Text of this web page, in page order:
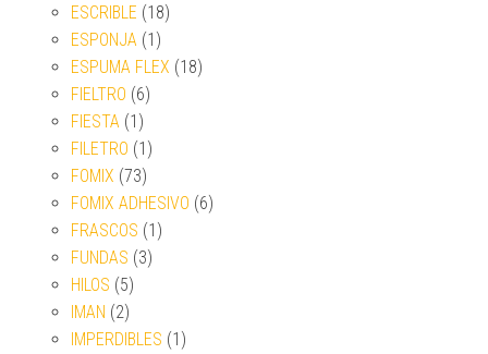
ESCRIBLE (18)
ESPONJA (1)
ESPUMA FLEX (18)
FIELTRO (6)
FIESTA (1)
FILETRO (1)
FOMIX (73)
FOMIX ADHESIVO (6)
FRASCOS (1)
FUNDAS (3)
HILOS (5)
IMAN (2)
IMPERDIBLES (1)